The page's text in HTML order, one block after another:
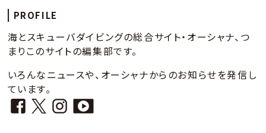
PROFILE
海とスキューバダイビングの総合サイト・オーシャナ、つ
まりこのサイトの編集部です。
いろんなニュースや、オーシャナからのお知らせを発信し
ています。